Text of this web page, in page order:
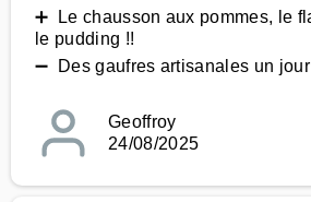
➕ Le chausson aux pommes, le
le pudding !!
➖ Des gaufres artisanales un
Geoffroy
24/08/2025